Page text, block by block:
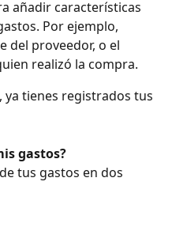
añadir características
Por ejemplo,
del proveedor, o el
realizó la compra.
ya tienes registrados tus
gastos?